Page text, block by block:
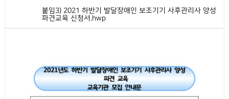
붙임3) 2021 하반기 발달장애인 보조기기 사후관리사 양성
파견교육 신청서.hwp